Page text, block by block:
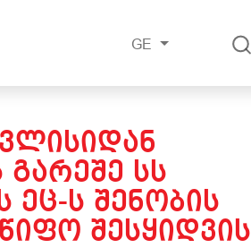
GE
ᲡᲡ
ᲔᲪ-Ს ᲨᲔᲜᲝᲑᲘᲡ
ᲨᲔᲡᲧᲘᲓᲕᲘᲡ